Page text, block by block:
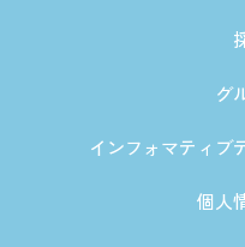
グ
インフォマティブ
個人